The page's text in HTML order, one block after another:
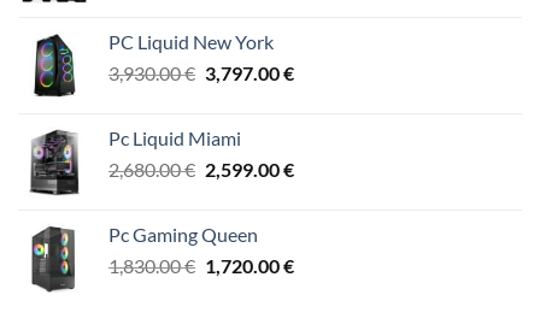
era:
6,283.00 €.5,999.00 €.
PC Liquid New York
3,930.00€ Il
era:
3,930.00 €.
3,797.00€Il
3,797.00 €.
Pc Liquid Miami
2,680.00€ Il
era:
2,680.00 €.
2,599.00€Il
2,599.00 €.
Pc Gaming Queen
1,830.00€ Il
1,720.00€Il